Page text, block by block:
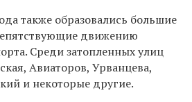
также образовались большие
движению
Среди затопленных улиц
Авиаторов, Урванцева,
и некоторые другие.